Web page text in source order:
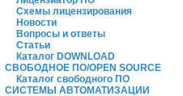
Схемы лицензирования
Новости
Вопросы и ответы
Статьи
Каталог DOWNLOAD
СВОБОДНОЕ ПО/OPEN SOURCE
Каталог свободного ПО
СИСТЕМЫ АВТОМАТИЗАЦИИ